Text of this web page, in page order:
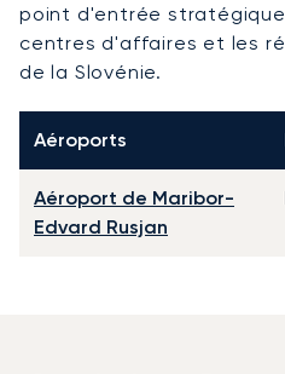
point d'entrée
centres d'affaires et les
de la Slovénie.
Aéroports
Aéroport de Maribor-
Edvard Rusjan